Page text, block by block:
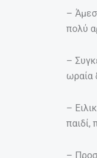
–
πολύ
–
ωραία
–
παιδί,
–